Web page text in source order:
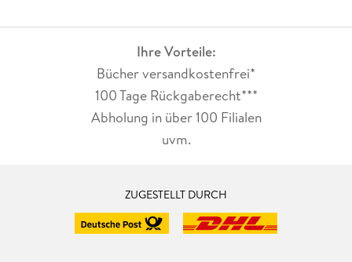
Ihre Vorteile:
Bücher versandkostenfrei*
100 Tage Rückgaberecht***
Abholung in über 100 Filialen
uvm.
ZUGESTELLT DURCH